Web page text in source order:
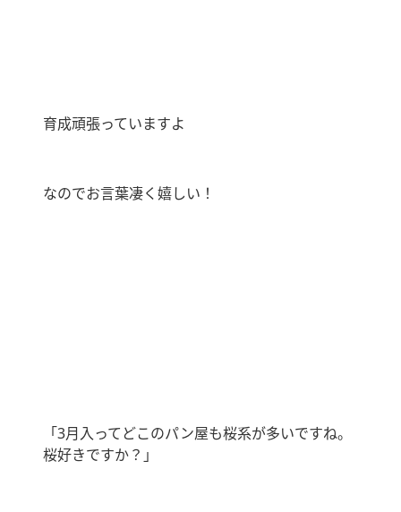
育成頑張っていますよ
なのでお言葉凄く嬉しい！
「3月入ってどこのパン屋も桜系が多いですね。
桜好きですか？」